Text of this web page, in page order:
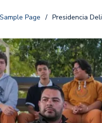
Sample Page / Presidencia